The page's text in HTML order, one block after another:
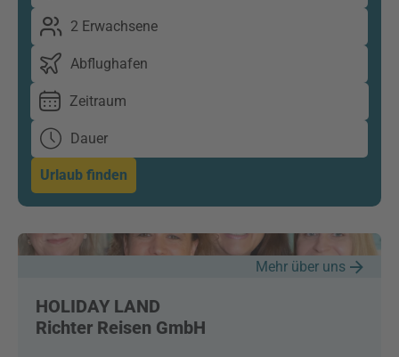
2 Erwachsene
Abflughafen
Zeitraum
Dauer
Urlaub finden
Mehr über uns
HOLIDAY LAND
Richter Reisen GmbH